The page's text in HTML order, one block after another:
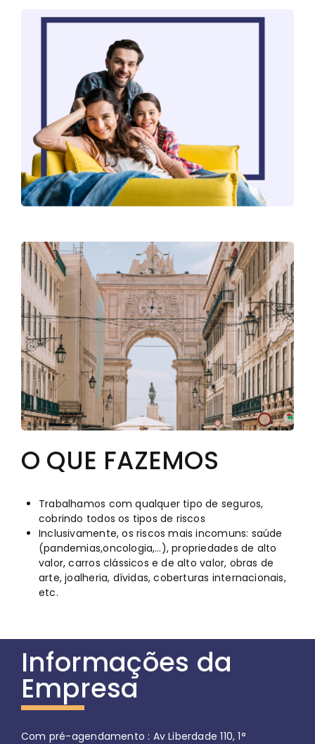
O QUE FAZEMOS
Trabalhamos com qualquer tipo de seguros,
cobrindo todos os tipos de riscos
Inclusivamente, os riscos mais incomuns: saúde
(pandemias,oncologia,…), propriedades de alto
valor, carros clássicos e de alto valor, obras de
arte, joalheria, dívidas, coberturas internacionais,
etc.
Informações da
Empresa
Com pré-agendamento : Av Liberdade 110, 1°